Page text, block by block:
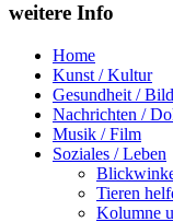
weitere Info
Home
Kunst / Kultur
Gesundheit /
Nachrichten /
Musik / Film
Soziales / Leben
Tieren
Kolumne